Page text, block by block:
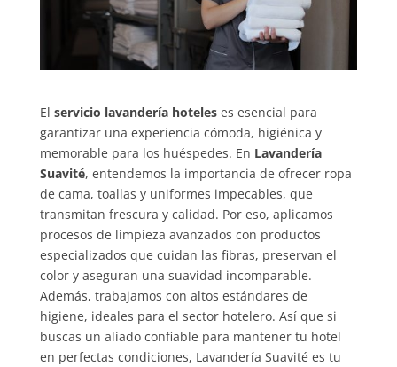
El servicio lavandería hoteleses esencial para
garantizar una experiencia cómoda, higiénica y
memorable para los huéspedes. En Lavandería
Suavité, entendemos la importancia de ofrecer ropa
de cama, toallas y uniformes impecables, que
transmitan frescura y calidad. Por eso, aplicamos
procesos de limpieza avanzados con productos
especializados que cuidan las fibras, preservan el
color y aseguran una suavidad incomparable.
Además, trabajamos con altos estándares de
higiene, ideales para el sector hotelero. Así que si
buscas un aliado confiable para mantener tu hotel
en perfectas condiciones, Lavandería Suavité es tu